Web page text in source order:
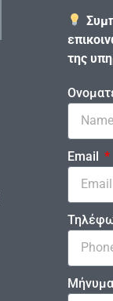
της
Email
Μήνυμα